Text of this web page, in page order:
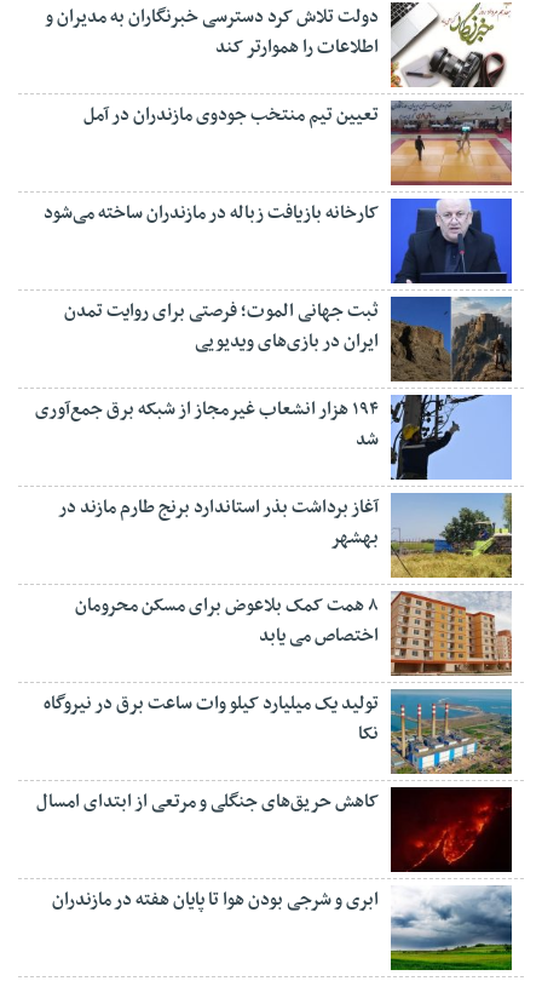
دولت تلاش کرد دسترسی خبرنگاران به مدیران و
اطلاعات را هموارتر کند
تعیین تیم منتخب جودوی مازندران در آمل
کارخانه بازیافت زباله در مازندران ساخته می‌شود
ثبت جهانی الموت؛ فرصتی برای روایت تمدن
ایران در بازی‌های ویدیویی
۱۹۴ هزار انشعاب غیرمجاز از شبکه برق جمع‌آوری
شد
آغاز برداشت بذر استاندارد برنج طارم مازند در
بهشهر
۸ همت کمک بلاعوض برای مسکن محرومان
اختصاص می یابد
تولید یک میلیارد کیلو وات ساعت برق در نیروگاه
نکا
کاهش حریق‌های جنگلی و مرتعی از ابتدای امسال
ابری و شرجی بودن هوا تا پایان هفته در مازندران